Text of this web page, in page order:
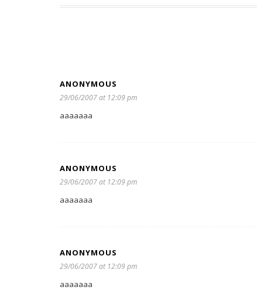
ANONYMOUS
29/06/2007 at 12:09 pm
aaaaaaa
ANONYMOUS
29/06/2007 at 12:09 pm
aaaaaaa
ANONYMOUS
29/06/2007 at 12:09 pm
aaaaaaa